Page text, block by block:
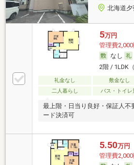
北海道
5万円
管理費2,000
なし
2階 / 1LDK
礼金なし 敷金なし
二人暮らし
バス・トイレ
最上階・日当り良好・保証人不
ード決済可
5.50万円
管理費2,000